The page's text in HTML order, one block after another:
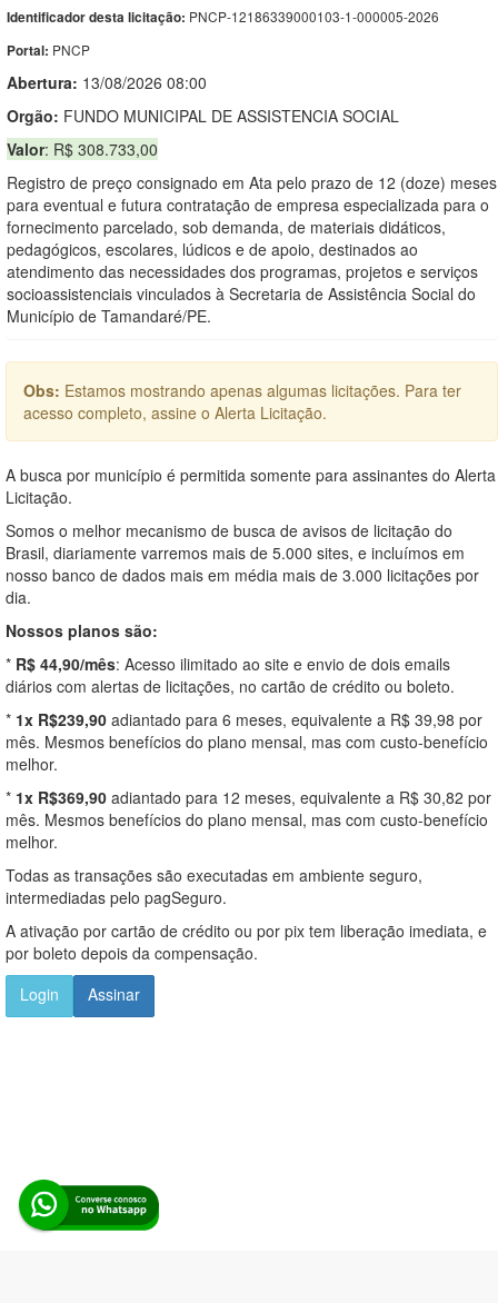
Identificador desta licitação: PNCP-12186339000103-1-000005-2026
Portal: PNCP
Abertura: 13/08/2026 08:00
Orgão: FUNDO MUNICIPAL DE ASSISTENCIA SOCIAL
Valor: R$ 308.733,00
Registro de preço consignado em Ata pelo prazo de 12 (doze) meses
para eventual e futura contratação de empresa especializada para o
fornecimento parcelado, sob demanda, de materiais didáticos,
pedagógicos, escolares, lúdicos e de apoio, destinados ao
atendimento das necessidades dos programas, projetos e serviços
socioassistenciais vinculados à Secretaria de Assistência Social do
Município de Tamandaré/PE.
Obs: Estamos mostrando apenas algumas licitações. Para ter
acesso completo, assine o Alerta Licitação.
A busca por município é permitida somente para assinantes do Alerta
Licitação.
Somos o melhor mecanismo de busca de avisos de licitação do
Brasil, diariamente varremos mais de 5.000 sites, e incluímos em
nosso banco de dados mais em média mais de 3.000 licitações por
dia.
Nossos planos são:
* R$ 44,90/mês: Acesso ilimitado ao site e envio de dois emails
diários com alertas de licitações, no cartão de crédito ou boleto.
* 1x R$239,90 adiantado para 6 meses, equivalente a R$ 39,98 por
mês. Mesmos benefícios do plano mensal, mas com custo-benefício
melhor.
* 1x R$369,90 adiantado para 12 meses, equivalente a R$ 30,82 por
mês. Mesmos benefícios do plano mensal, mas com custo-benefício
melhor.
Todas as transações são executadas em ambiente seguro,
intermediadas pelo pagSeguro.
A ativação por cartão de crédito ou por pix tem liberação imediata, e
por boleto depois da compensação.
Login
Assinar